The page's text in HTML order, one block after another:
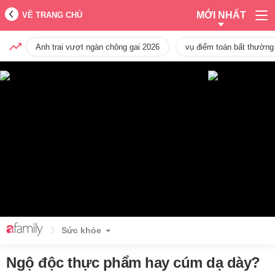
VỀ TRANG CHỦ MỚI NHẤT
Anh trai vượt ngàn chông gai 2026 vụ điểm toán bất
Sức khỏe
Ngộ độc thực phẩm hay cúm dạ dày?